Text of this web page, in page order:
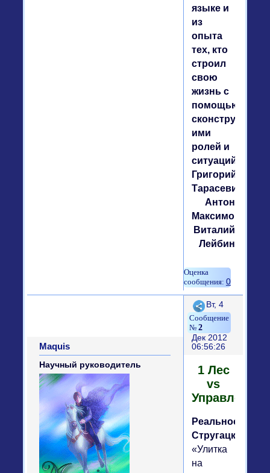
языке и
из
опыта
тех, кто
строил
свою
жизнь с
помощью
ими
ролей и
ситуаций.
Григорий
Тарасевич,
Антон
Максимов,
Виталий
Лейбин
0
Поделиться
2
Вт, 4
Дек 2012
06:56:26
Maquis
Научный руководитель
1 Лес
vs
Управление
Реальность
Стругацких
«Улитка
на